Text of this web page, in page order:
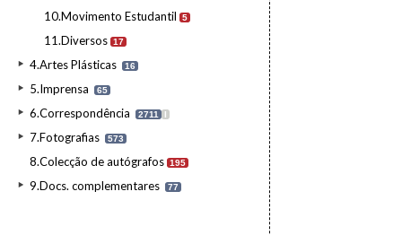
10.Movimento Estudantil 5
11.Diversos 17
4.Artes Plásticas 16
5.Imprensa 65
6.Correspondência 2711 I
7.Fotografias 573
8.Colecção de autógrafos 195
9.Docs. complementares 77